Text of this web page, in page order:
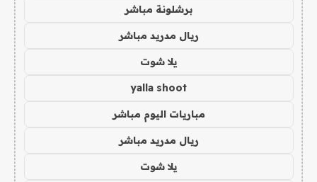
برشلونة مباشر
ريال مدريد مباشر
يلا شوت
yalla shoot
مباريات اليوم مباشر
ريال مدريد مباشر
يلا شوت